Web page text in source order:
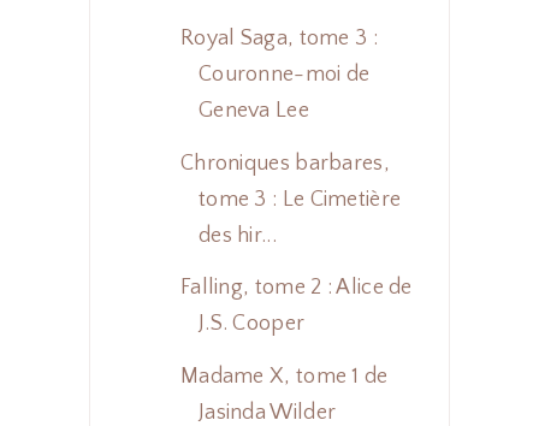
Royal Saga, tome 3 :
Couronne-moi de
Geneva Lee
Chroniques barbares,
tome 3 : Le Cimetière
des hir...
Falling, tome 2 : Alice de
J.S. Cooper
Madame X, tome 1 de
Jasinda Wilder